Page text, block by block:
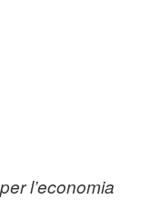
l’economia